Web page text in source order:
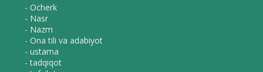
- Ocherk
- Nasr
- Nazm
- Ona tili va adabiyot
- ustama
- tadqiqot